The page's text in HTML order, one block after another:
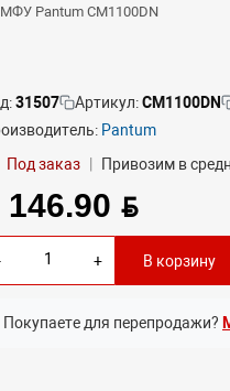
МФУ Pantum CM1100DN
31507 Артикул:CM1100DN
Pantum
Под заказ
Привозим в
BYN
+ В корзину
Покупаете для перепродажи?